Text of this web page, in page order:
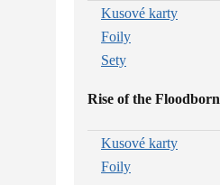
Kusové karty
Foily
Sety
Rise of the Floodborn
Kusové karty
Foily